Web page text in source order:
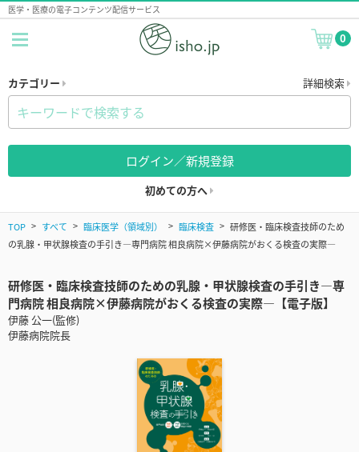
医学・医療の電子コンテンツ配信サービス
0
カテゴリー 詳細検索
ログイン／新規登録
初めての方へ
TOP すべて 臨床医学（領域別） 臨床検査
研修医・臨床検査技師のため
の乳腺・甲状腺検査の手引き―専門病院 相良病院×伊藤病院がおくる検査の実際―
研修医・臨床検査技師のための乳腺・甲状腺検査の手引き―専
門病院 相良病院×伊藤病院がおくる検査の実際―【電子版】
伊藤 公一(監修)
伊藤病院院長